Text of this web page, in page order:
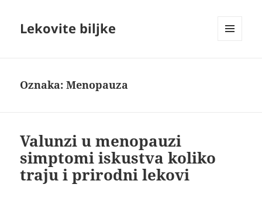
Lekovite biljke
Oznaka:Menopauza
Valunzi u menopauzi
simptomi iskustva koliko
traju i prirodni lekovi